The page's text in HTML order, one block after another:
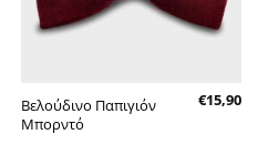
Βελούδινο Παπιγιόν
Μπορντό
€15,90